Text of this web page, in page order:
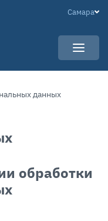
Самара
данных
обработки